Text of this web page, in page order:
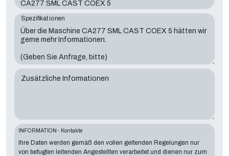
Spezifikationen
Zusätzliche Informationen
INFORMATION - Kontakte
Ihre Daten werden gemäß den vollen geltenden Regelungen nur
von befugten leitenden Angestellten verarbeitet und dienen nur zum